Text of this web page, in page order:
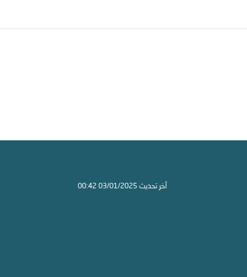
آخر تحديث 03/01/2025 00:42